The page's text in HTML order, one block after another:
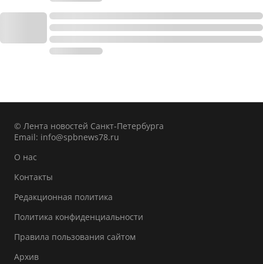
© Лента новостей Санкт-Петербурга
Email: info@spbnews78.ru
О нас
Контакты
Редакционная политика
Политика конфиденциальности
Правила пользования сайтом
Архив